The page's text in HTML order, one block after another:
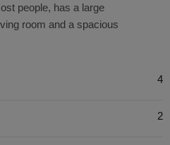
people, has a large
room and a spacious
4
2